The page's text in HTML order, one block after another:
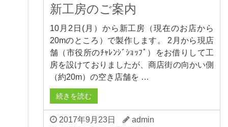
新工房のご案内
10月2日(月）から新工房（現在のお店から
20mのところ）で製作します。 2月から現店
舗（市役所のﾁｬﾚﾝｼﾞｼｮｯﾌﾟ）をお借りして工
房を設けておりましたが、商店街の向かい側
（約20m）の空き店舗を …
続きを読む
2017年9月23日
admin